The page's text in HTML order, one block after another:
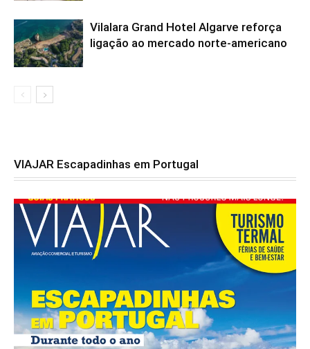
Vilalara Grand Hotel Algarve reforça
ligação ao mercado norte-americano
VIAJAR Escapadinhas em Portugal